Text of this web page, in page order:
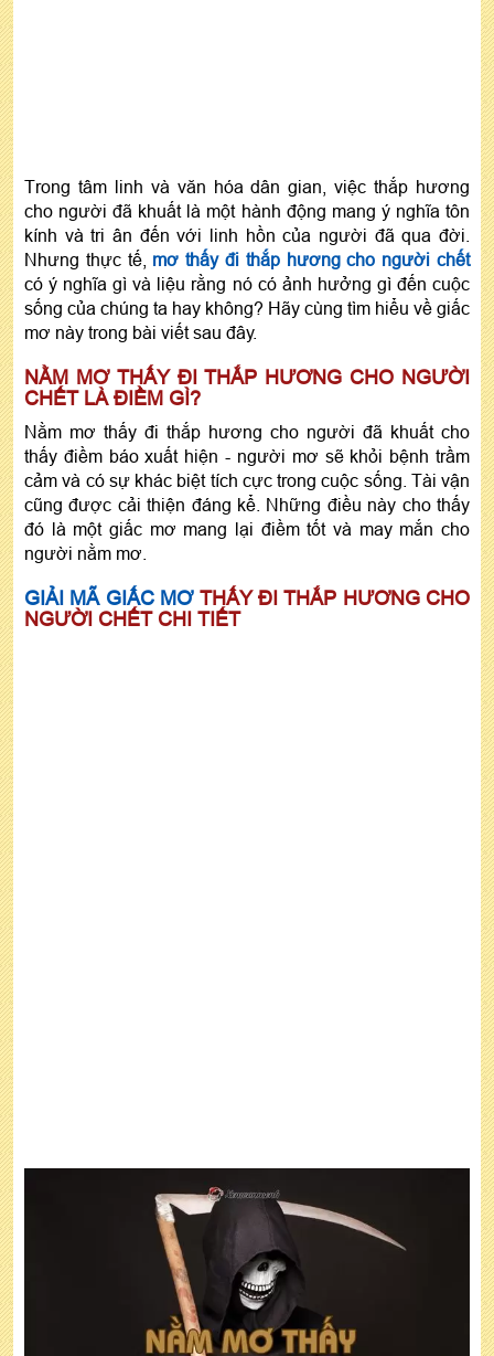
Trong tâm linh và văn hóa dân gian, việc thắp hương
cho người đã khuất là một hành động mang ý nghĩa tôn
kính và tri ân đến với linh hồn của người đã qua đời.
Nhưng thực tế, mơ thấy đi thắp hương cho người chết
có ý nghĩa gì và liệu rằng nó có ảnh hưởng gì đến cuộc
sống của chúng ta hay không? Hãy cùng tìm hiểu về giấc
mơ này trong bài viết sau đây.
NẰM MƠ THẤY ĐI THẮP HƯƠNG CHO NGƯỜI
CHẾT LÀ ĐIỀM GÌ?
Nằm mơ thấy đi thắp hương cho người đã khuất cho
thấy điềm báo xuất hiện - người mơ sẽ khỏi bệnh trầm
cảm và có sự khác biệt tích cực trong cuộc sống. Tài vận
cũng được cải thiện đáng kể. Những điều này cho thấy
đó là một giấc mơ mang lại điềm tốt và may mắn cho
người nằm mơ.
GIẢI MÃ GIẤC MƠTHẤY ĐI THẮP HƯƠNG CHO
NGƯỜI CHẾT CHI TIẾT